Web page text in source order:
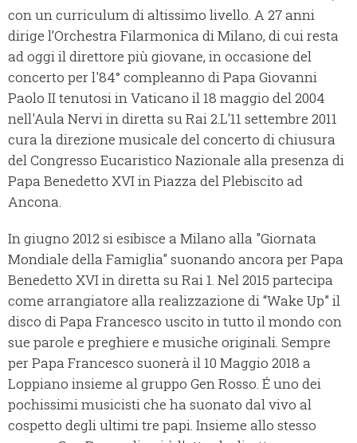
con un curriculum di altissimo livello. A 27 anni
dirige l’Orchestra Filarmonica di Milano, di cui resta
ad oggi il direttore più giovane, in occasione del
concerto per l'84° compleanno di Papa Giovanni
Paolo II tenutosi in Vaticano il 18 maggio del 2004
nell'Aula Nervi in diretta su Rai 2.L'11 settembre 2011
cura la direzione musicale del concerto di chiusura
del Congresso Eucaristico Nazionale alla presenza di
Papa Benedetto XVI in Piazza del Plebiscito ad
Ancona.
In giugno 2012 si esibisce a Milano alla "Giornata
Mondiale della Famiglia" suonando ancora per Papa
Benedetto XVI in diretta su Rai 1. Nel 2015 partecipa
come arrangiatore alla realizzazione di “Wake Up” il
disco di Papa Francesco uscito in tutto il mondo con
sue parole e preghiere e musiche originali. Sempre
per Papa Francesco suonerà il 10 Maggio 2018 a
Loppiano insieme al gruppo Gen Rosso. É uno dei
pochissimi musicisti che ha suonato dal vivo al
cospetto degli ultimi tre papi. Insieme allo stesso